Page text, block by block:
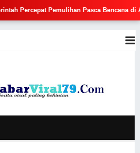
Pemulihan Pasca Bencana di Aceh